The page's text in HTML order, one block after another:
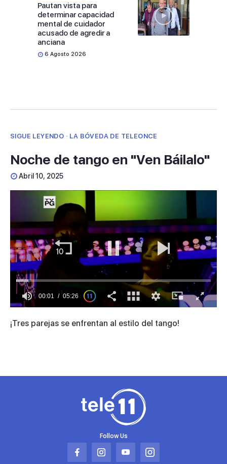
Pautan vista para
determinar capacidad
mental de cuidador
acusado de agredir a
anciana
6 Agosto 2026
SIGUE LEYENDO · LA BÓVEDA DE TELEONCE
Noche de tango en "Ven Báilalo"
Abril 10, 2025
seconds
of
00:01 05:26
¡Tres parejas se enfrentan al estilo del tango!
Follow Us
Abrir
Abrir
Abrir
Abrir